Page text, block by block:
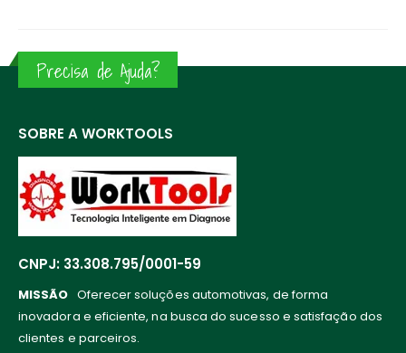
Precisa de Ajuda?
SOBRE A WORKTOOLS
CNPJ: 33.308.795/0001-59
MISSÃO Oferecer soluções automotivas, de forma
inovadora e eficiente, na busca do sucesso e satisfação dos
clientes e parceiros.